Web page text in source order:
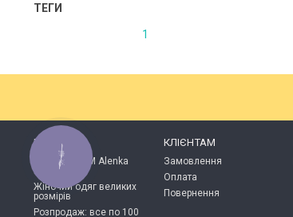
ТЕГИ
1
КАТАЛОГ
Продукція ТМ Alenka
Plus
Жіночий одяг великих
розмірів
Розпродаж: все по 100
КЛІЄНТАМ
Замовлення
Оплата
Повернення
КНОПКА
ЗВ'ЯЗКУ